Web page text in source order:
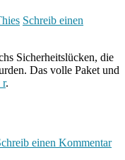
Schreib einen
Sicherheitslücken, die
Das volle Paket und
r.
einen Kommentar